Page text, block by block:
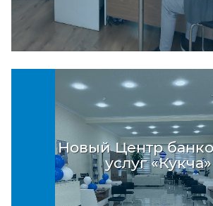
Новый Центр
услуг «Кукча»